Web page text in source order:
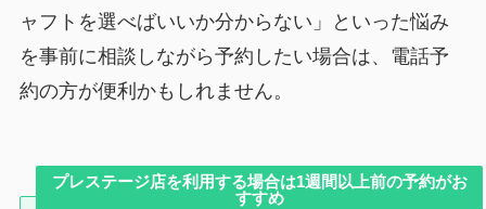
ャフトを選べばいいか分からない」といった悩み
を事前に相談しながら予約したい場合は、電話予
約の方が便利かもしれません。
プレステージ店を利用する場合は1週間以上前の予約がお
すすめ